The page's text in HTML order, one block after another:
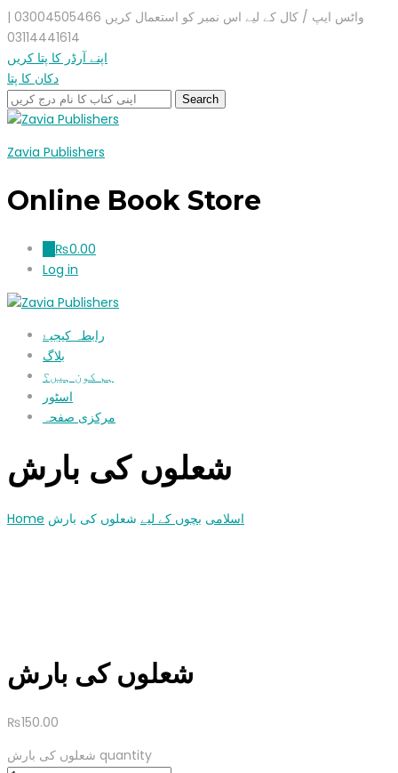
واٹس ایپ / کال کے لیے اس نمبر کو استعمال کریں 03004505466 |
03114441614
اپنے آرڈر کا پتا کریں
دکان کا پتا
Zavia Publishers
Online Book Store
₨0.00
Log in
رابطہ کیجیۓ
بلاگ
ہم کون ہیں؟
اسٹور
مرکزی صفحہ
شعلوں کی بارش
Home اسلامی بچوں کے لیے شعلوں کی بارش
شعلوں کی بارش
₨150.00
شعلوں کی بارش quantity